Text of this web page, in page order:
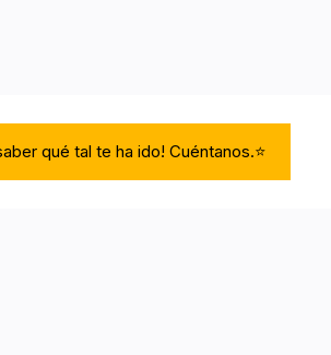
qué tal te ha ido! Cuéntanos.⭐